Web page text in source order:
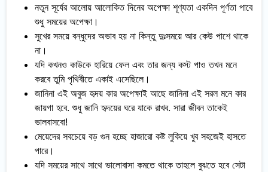
নতুন সূর্যের আলোয় আলোকিত দিনের অপেক্ষা শূণ্যতা একদিন পূর্ণতা পাবে
শুধু সময়ের অপেক্ষা।
সুখের সময়ে বন্ধুদের অভাব হয় না কিন্তু দুঃসময়ে আর কেউ পাশে থাকে
না।
যদি কখনও কাউকে হারিয়ে ফেল এবং তার জন্য কস্ট পাও তখন মনে
করবে তুমি পৃথিবীতে একাই এসেছিলে।
জানিনা এই অবুজ হৃদয় কার অপেক্ষাই আছে জানিনা এই সরল মনে কার
জায়গা হবে. শুধু জানি হৃদয়ের ঘরে যাকে রাখব. সারা জীবন তাকেই
ভালবাসবো!
মেয়েদের সবচেয়ে বড় গুন হচ্ছে হাজারো কষ্ট লুকিয়ে খুব সহজেই হাসতে
পারে।
যদি সময়ের সাথে সাথে ভালোবাসা কমতে থাকে তাহলে বুঝতে হবে সেটা